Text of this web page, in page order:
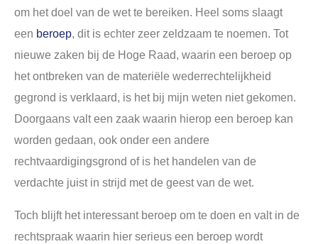
om het doel van de wet te bereiken. Heel soms slaagt
een beroep, dit is echter zeer zeldzaam te noemen. Tot
nieuwe zaken bij de Hoge Raad, waarin een beroep op
het ontbreken van de materiële wederrechtelijkheid
gegrond is verklaard, is het bij mijn weten niet gekomen.
Doorgaans valt een zaak waarin hierop een beroep kan
worden gedaan, ook onder een andere
rechtvaardigingsgrond of is het handelen van de
verdachte juist in strijd met de geest van de wet.
Toch blijft het interessant beroep om te doen en valt in de
rechtspraak waarin hier serieus een beroep wordt